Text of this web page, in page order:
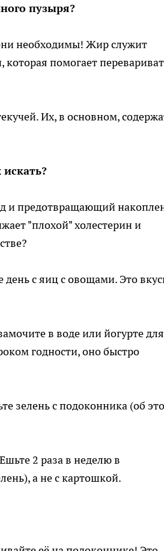
пузыря?
необходимы! Жир служит
помогает
Их, в основном,
и предотвращающий
"плохой" холестерин и
с яиц с овощами. Это
в воде или йогурте для
годности, оно быстро
зелень с подоконника (об
2 раза в неделю в
а не с картошкой.